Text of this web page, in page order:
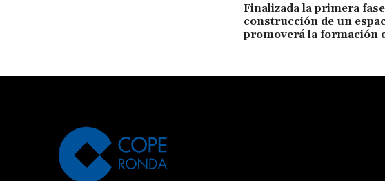
Finalizada la primera
construcción de un
promoverá la formación